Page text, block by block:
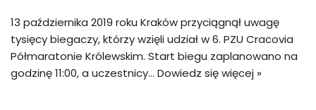
13 października 2019 roku Kraków przyciągnął uwagę
tysięcy biegaczy, którzy wzięli udział w 6. PZU Cracovia
Półmaratonie Królewskim. Start biegu zaplanowano na
godzinę 11:00, a uczestnicy… Dowiedz się więcej »